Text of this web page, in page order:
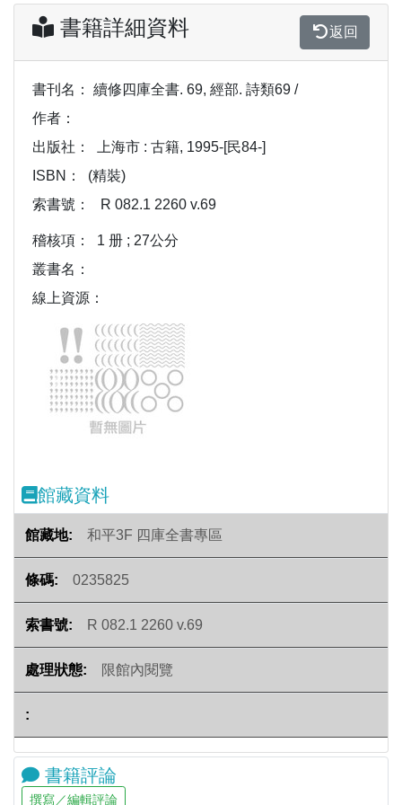
書籍詳細資料 返回
書刊名：
續修四庫全書. 69, 經部. 詩類69 /
作者：
出版社：
上海市 : 古籍, 1995-[民84-]
ISBN：
(精裝)
索書號：
R 082.1 2260 v.69
稽核項：
1 册 ; 27公分
叢書名：
線上資源：
Previous
館藏資料
和平3F 四庫全書專區
0235825
R 082.1 2260 v.69
限館內閱覽
書籍評論